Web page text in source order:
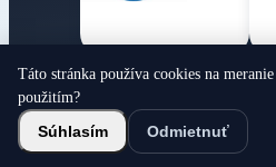
Obecné noviny
© 2026 Všetky práva vyhradené
Táto stránka používa cookies na
použitím?
Súhlasím Odmietnuť